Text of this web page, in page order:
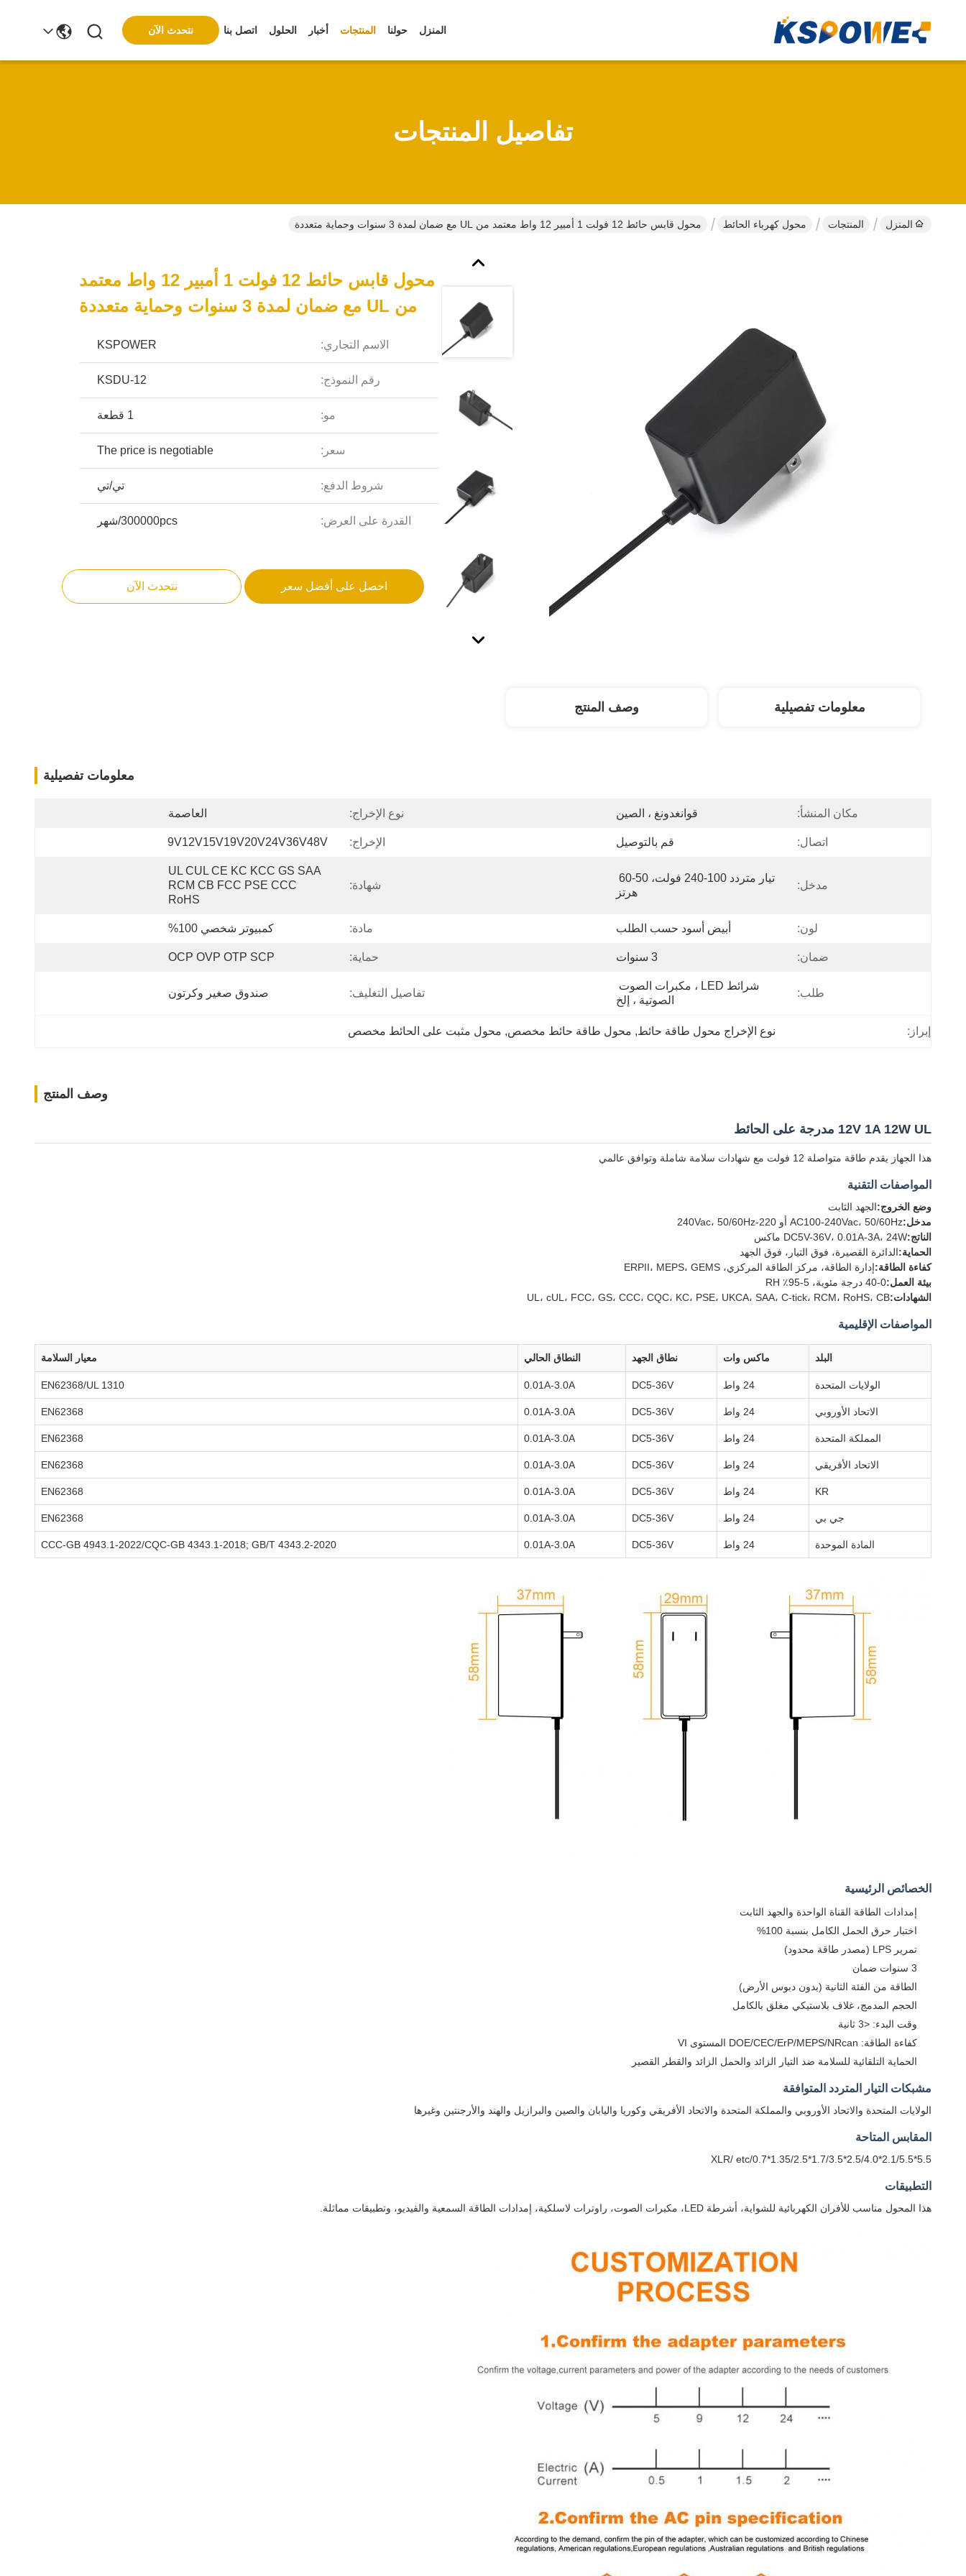
المنزل حولنا المنتجات أخبار الحلول اتصل بنا نتحدث الآن
تفاصيل المنتجات
المنزل المنتجات محول كهرباء الحائط محول قابس حائط 12 فولت 1 أمبير 12 واط معتمد من UL مع ضمان لمدة 3 سنوات وحماية متعددة
محول قابس حائط 12 فولت 1 أمبير 12 واط معتمد
من UL مع ضمان لمدة 3 سنوات وحماية متعددة
الاسم التجاري: KSPOWER
رقم النموذج: KSDU-12
مو: 1 قطعة
سعر: The price is negotiable
شروط الدفع: تي/تي
القدرة على العرض: 300000pcs/شهر
احصل على أفضل سعر نتحدث الآن
معلومات تفصيلية وصف المنتج
معلومات تفصيلية
مكان المنشأ: قوانغدونغ ، الصين نوع الإخراج: العاصمة
اتصال: قم بالتوصيل الإخراج: 9V12V15V19V20V24V36V48V
مدخل:
هرتز
شهادة:
UL CUL CE KC KCC GS SAA
RCM CB FCC PSE CCC
RoHS
لون: أبيض أسود حسب الطلب مادة: كمبيوتر شخصي 100%
ضمان: 3 سنوات حماية: OCP OVP OTP SCP
طلب:
الصوتية ، إلخ
تفاصيل التغليف: صندوق صغير وكرتون
إبراز: نوع الإخراج محول طاقة حائط, محول طاقة حائط مخصص, محول مثبت على الحائط مخصص
وصف المنتج
12V 1A 12W UL مدرجة على الحائط
هذا الجهاز يقدم طاقة متواصلة 12 فولت مع شهادات سلامة شاملة وتوافق عالمي
المواصفات التقنية
وضع الخروج:الجهد الثابت
مدخل:AC100-240Vac، 50/60Hz أو 220-240Vac، 50/60Hz
الناتج:DC5V-36V، 0.01A-3A، 24W ماكس
الحماية:الدائرة القصيرة، فوق التيار، فوق الجهد
كفاءة الطاقة:إدارة الطاقة، مركز الطاقة المركزي، ERPII، MEPS، GEMS
بيئة العمل:0-40 درجة مئوية، 5-95٪ RH
الشهادات:UL، cUL، FCC، GS، CCC، CQC، KC، PSE، UKCA، SAA، C-tick، RCM، RoHS، CB
المواصفات الإقليمية
البلد ماكس وات نطاق الجهد النطاق الحالي معيار السلامة
الولايات المتحدة 24 واط DC5-36V
0.01A-3.0A
EN62368/UL 1310
الاتحاد الأوروبي 24 واط DC5-36V
0.01A-3.0A
EN62368
المملكة المتحدة 24 واط DC5-36V
0.01A-3.0A
EN62368
الاتحاد الأفريقي 24 واط DC5-36V
0.01A-3.0A
EN62368
KR 24 واط DC5-36V
0.01A-3.0A
EN62368
جي بي 24 واط DC5-36V
0.01A-3.0A
EN62368
المادة الموحدة 24 واط DC5-36V
0.01A-3.0A
CCC-GB 4943.1-2022/CQC-GB 4343.1-2018; GB/T 4343.2-2020
الخصائص الرئيسية
إمدادات الطاقة القناة الواحدة والجهد الثابت
اختبار حرق الحمل الكامل بنسبة 100%
تمرير LPS (مصدر طاقة محدود)
3 سنوات ضمان
الطاقة من الفئة الثانية (بدون دبوس الأرض)
الحجم المدمج، غلاف بلاستيكي مغلق بالكامل
وقت البدء: <3 ثانية
كفاءة الطاقة: DOE/CEC/ErP/MEPS/NRcan المستوى VI
الحماية التلقائية للسلامة ضد التيار الزائد والحمل الزائد والقطر القصير
مشبكات التيار المتردد المتوافقة
الولايات المتحدة والاتحاد الأوروبي والمملكة المتحدة والاتحاد الأفريقي وكوريا واليابان والصين والبرازيل والهند والأرجنتين وغيرها
المقابس المتاحة
5.5*2.1/5.5*2.5/4.0*1.7/3.5*1.35/2.5*0.7/XLR/ etc
التطبيقات
هذا المحول مناسب للأفران الكهربائية للشواية، أشرطة LED، مكبرات الصوت، راوترات لاسلكية، إمدادات الطاقة السمعية والفيديو، وتطبيقات مماثلة.